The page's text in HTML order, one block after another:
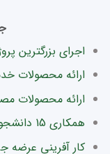
اجرای بزرگترین
ارائه محصولات
ارائه محصولات
همکاری 15 دانشجوی صنایع کشاورزی
کار آفرینی عرضه